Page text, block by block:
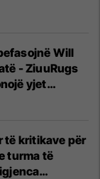
Will
- ZiuuRugs
yjet
të kritikave për
turma të